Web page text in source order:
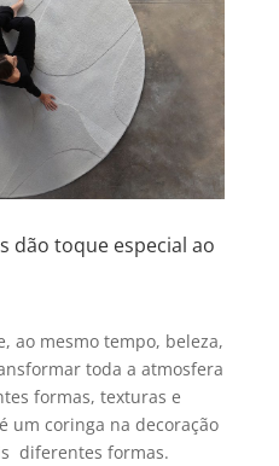
dão toque especial ao
ao mesmo tempo, beleza,
toda a atmosfera
formas, texturas e
um coringa na decoração
diferentes formas.